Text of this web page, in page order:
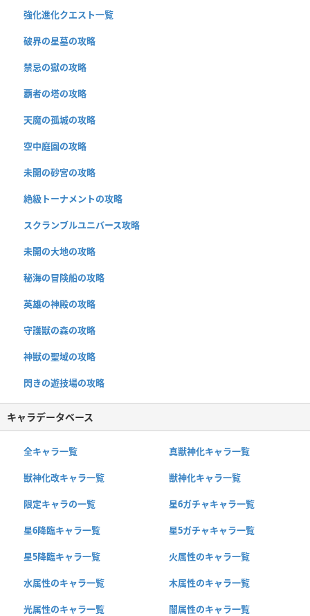
強化進化クエスト一覧
破界の星墓の攻略
禁忌の獄の攻略
覇者の塔の攻略
天魔の孤城の攻略
空中庭園の攻略
未開の砂宮の攻略
絶級トーナメントの攻略
スクランブルユニバース攻略
未開の大地の攻略
秘海の冒険船の攻略
英雄の神殿の攻略
守護獣の森の攻略
神獣の聖域の攻略
閃きの遊技場の攻略
キャラデータベース
全キャラ一覧 真獣神化キャラ一覧
獣神化改キャラ一覧 獣神化キャラ一覧
限定キャラの一覧 星6ガチャキャラ一覧
星6降臨キャラ一覧 星5ガチャキャラ一覧
星5降臨キャラ一覧 火属性のキャラ一覧
水属性のキャラ一覧 木属性のキャラ一覧
光属性のキャラ一覧 闇属性のキャラ一覧